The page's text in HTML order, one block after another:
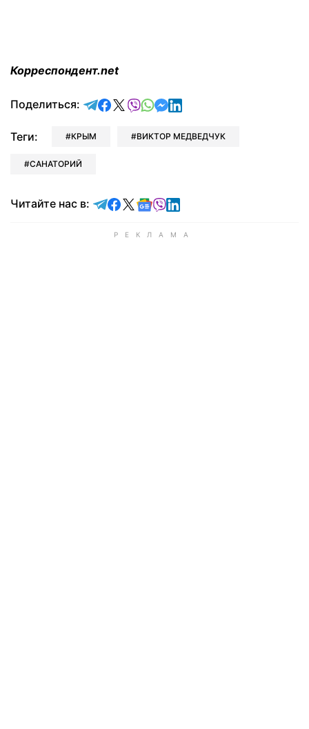
Корреспондент.net
Поделиться: отправить в Telegram
поделиться в Facebook
поделиться в X
отправить в Viber
отправить в Whatsapp
отправить в Messenger
отправить в LinkedIn
Теги: КРЫМ ВИКТОР МЕДВЕДЧУК
САНАТОРИЙ
Читайте нас в: Читайте в Telegram
Читайте в Facebook
Читайте в X
Читайте в Google news
Читайте в Viber
Читайте в LinkedIn